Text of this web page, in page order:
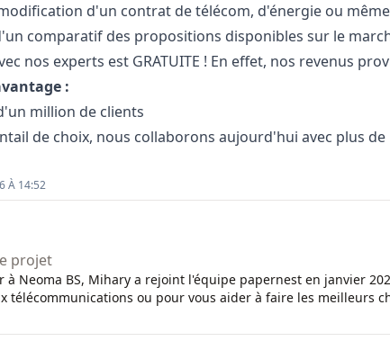
d'un contrat de télécom, d'énergie ou
comparatif des propositions disponibles sur le
nos experts est GRATUITE ! En effet, nos revenus
:
million de clients
de choix, nous collaborons aujourd'hui avec plus de
À 14:52
projet
à Neoma BS, Mihary a rejoint l'équipe papernest en janvier
télécommunications ou pour vous aider à faire les meilleurs